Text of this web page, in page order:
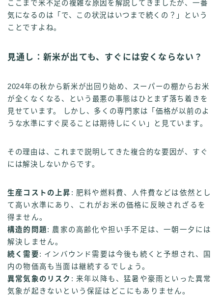
ここまで米不足の複雑な原因を解説してきましたが、一番
気になるのは「で、この状況はいつまで続くの？」という
ことですよね。
見通し：新米が出ても、すぐには安くならない？
2024年の秋から新米が出回り始め、スーパーの棚からお米
が全くなくなる、という最悪の事態はひとまず落ち着きを
見せています。 しかし、多くの専門家は「価格が以前のよ
うな水準にすぐ戻ることは期待しにくい」と見ています。
その理由は、これまで説明してきた複合的な要因が、すぐ
には解決しないからです。
生産コストの上昇 : 肥料や燃料費、人件費などは依然とし
て高い水準にあり、これがお米の価格に反映されざるを
得ません。
構造的問題: 農家の高齢化や担い手不足は、一朝一夕には
解決しません。
続く需要: インバウンド需要は今後も続くと予想され、国
内の物価高も当面は継続するでしょう。
異常気象のリスク : 来年以降も、猛暑や豪雨といった異常
気象が起きないという保証はどこにもありません。